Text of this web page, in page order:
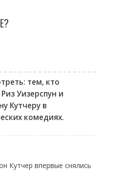
тем, кто
Уизерспун и
Кутчеру в
комедиях.
Кутчер впервые снялись